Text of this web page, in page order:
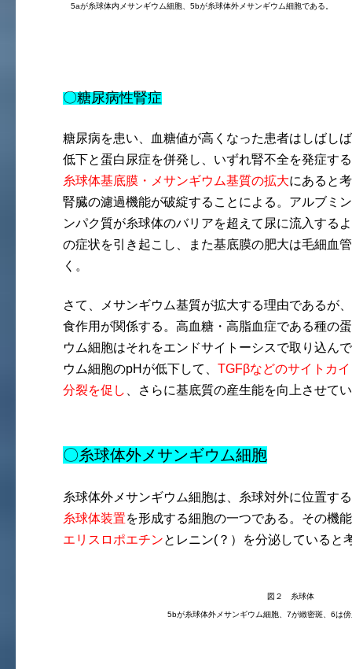
5aが糸球体内メサンギウム細胞、5bが糸球体外メサンギウム細胞である。
〇糖尿病性腎症
糖尿病を患い、血糖値が高くなった患者はしばし
低下と蛋白尿症を併発し、いずれ腎不全を発症す
糸球体基底膜・メサンギウム基質の拡大にあると
腎臓の濾過機能が破綻することによる。アルブミ
ンパク質が糸球体のバリアを超えて尿に流入する
の症状を引き起こし、また基底膜の肥大は毛細血
く。
さて、メサンギウム基質が拡大する理由であるが
食作用が関係する。高血糖・高脂血症である種の
ウム細胞はそれをエンドサイトーシスで取り込ん
ウム細胞のpHが低下して、 TGFβなどのサイトカ
分裂を促し
、さらに基底質の産生能を向上させて
〇糸球体外メサンギウム細胞
糸球体外メサンギウム細胞は、糸球対外に位置す
糸球体装置を形成する細胞の一つである。その機
エリスロポエチンとレニン(？）を分泌していると
図２ 糸球体
5bが糸球体外メサンギウム細胞、7が緻密斑、6は